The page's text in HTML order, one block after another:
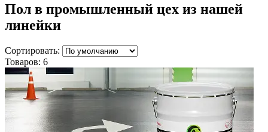
Пол в промышленный цех из нашей
линейки
Сортировать:
Товаров: 6